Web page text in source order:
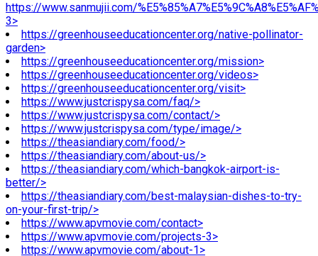
https://www.sanmujii.com/
3>
https://greenhouseeducationcenter.org/native-pollinator-
garden>
https://greenhouseeducationcenter.org/mission>
https://greenhouseeducationcenter.org/videos>
https://greenhouseeducationcenter.org/visit>
https://www.justcrispysa.com/faq/>
https://www.justcrispysa.com/contact/>
https://www.justcrispysa.com/type/image/>
https://theasiandiary.com/food/>
https://theasiandiary.com/about-us/>
https://theasiandiary.com/which-bangkok-airport-is-
better/>
https://theasiandiary.com/best-malaysian-dishes-to-try-
on-your-first-trip/>
https://www.apvmovie.com/contact>
https://www.apvmovie.com/projects-3>
https://www.apvmovie.com/about-1>